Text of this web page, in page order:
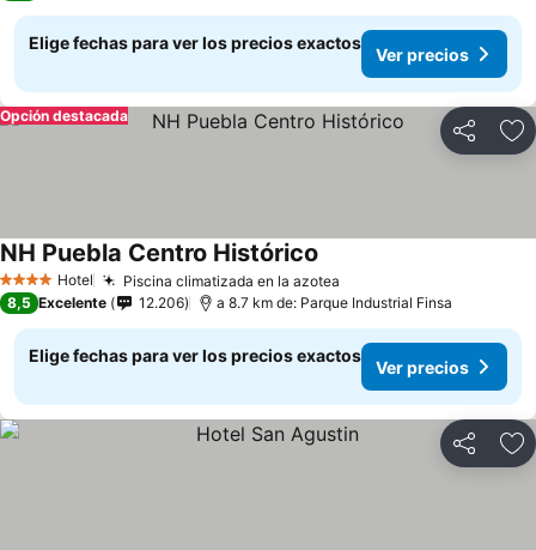
Elige fechas para ver los precios exactos
Ver precios
Compartir
Opción destacada
4 EstrellasHotel Piscina climatizada en la azotea
NH Puebla Centro Histórico
8,5 Excelente 12.206 a 8.7 km de: Parque Industrial Finsa
Elige fechas para ver los precios exactos
Ver precios
Compartir